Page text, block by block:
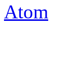
Atom